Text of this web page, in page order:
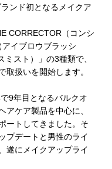
ンド初となるメイクア
CORRECTOR（コンシ
イブロウブラッシ
スト）」の3種類で、
取扱いを開始します。
9年目となるバルクオ
アケア製品を中心に、
ートしてきました。そ
プデートと男性のライ
遂にメイクアップライ